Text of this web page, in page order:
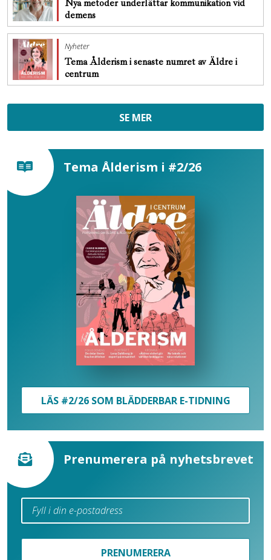
Nya metoder underlättar kommunikation vid
demens
Nyheter
Tema Ålderism i senaste numret av Äldre i
centrum
SE MER
Tema Ålderism i #2/26
LÄS #2/26 SOM BLÄDDERBAR E-TIDNING
Prenumerera på nyhetsbrevet
PRENUMERERA